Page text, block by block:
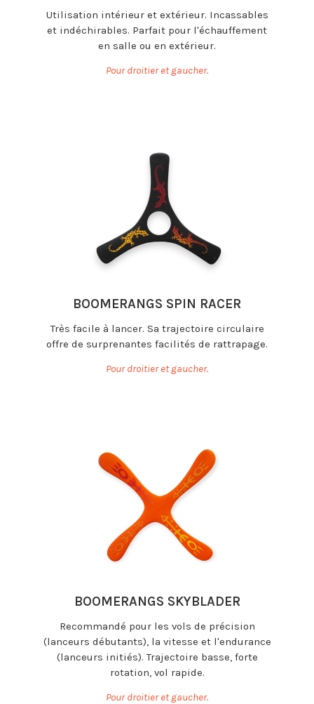
Utilisation intérieur et extérieur. Incassables
et indéchirables. Parfait pour l'échauffement
en salle ou en extérieur.
Pour droitier et gaucher.
BOOMERANGS SPIN RACER
Très facile à lancer. Sa trajectoire circulaire
offre de surprenantes facilités de rattrapage.
Pour droitier et gaucher.
BOOMERANGS SKYBLADER
Recommandé pour les vols de précision
(lanceurs débutants), la vitesse et l'endurance
(lanceurs initiés). Trajectoire basse, forte
rotation, vol rapide.
Pour droitier et gaucher.